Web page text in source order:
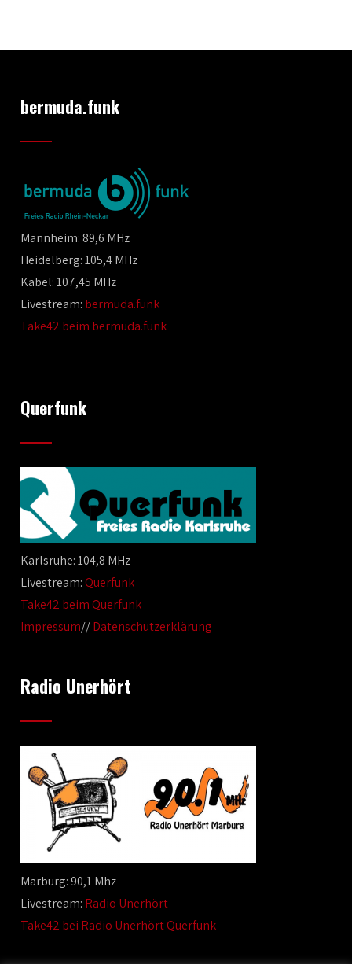
bermuda.funk
Mannheim: 89,6 MHz
Heidelberg: 105,4 MHz
Kabel: 107,45 MHz
Livestream: bermuda.funk
Take42 beim bermuda.funk
Querfunk
Karlsruhe: 104,8 MHz
Livestream:Querfunk
Take42 beim Querfunk
Impressum//Datenschutzerklärung
Radio Unerhört
Marburg: 90,1 Mhz
Livestream: Radio Unerhört
Take42 bei Radio Unerhört Querfunk